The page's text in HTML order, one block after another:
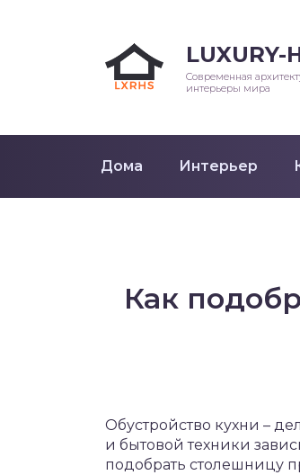
LUXURY-
Современная
интерьеры мира
Дома Интерьер
Как
Обустройство кухни –
и бытовой техники
подобрать столешницу